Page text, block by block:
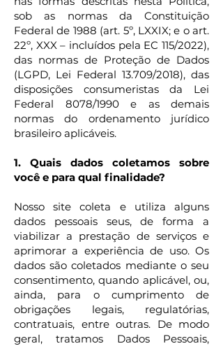
sob as normas da Constituição
Federal de 1988 (art. 5º, LXXIX; e o art.
22º, XXX – incluídos pela EC 115/2022),
das normas de Proteção de Dados
(LGPD, Lei Federal 13.709/2018), das
disposições consumeristas da Lei
Federal 8078/1990 e as demais
normas do ordenamento jurídico
brasileiro aplicáveis.
1. Quais dados coletamos sobre
você e para qual finalidade?
Nosso site coleta e utiliza alguns
dados pessoais seus, de forma a
viabilizar a prestação de serviços e
aprimorar a experiência de uso. Os
dados são coletados mediante o seu
consentimento, quando aplicável, ou,
ainda, para o cumprimento de
obrigações legais, regulatórias,
contratuais, entre outras. De modo
geral, tratamos Dados Pessoais,